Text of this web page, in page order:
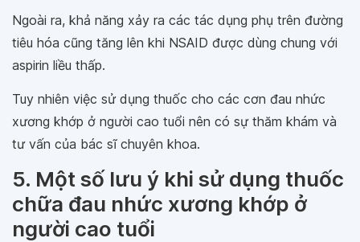
Ngoài ra, khả năng xảy ra các tác dụng phụ trên đường
tiêu hóa cũng tăng lên khi NSAID được dùng chung với
aspirin liều thấp.
Tuy nhiên việc sử dụng thuốc cho các cơn đau nhức
xương khớp ở người cao tuổi nên có sự thăm khám và
tư vấn của bác sĩ chuyên khoa.
5. Một số lưu ý khi sử dụng thuốc
chữa đau nhức xương khớp ở
người cao tuổi